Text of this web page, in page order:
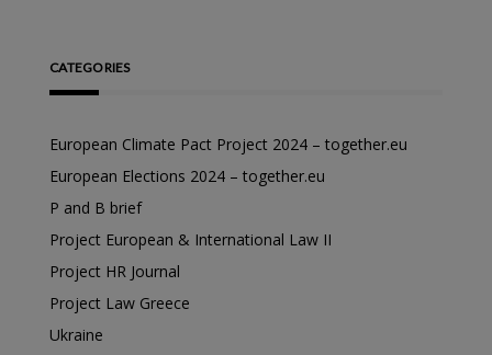
CATEGORIES
European Climate Pact Project 2024 – together.eu
European Elections 2024 – together.eu
P and B brief
Project European & International Law II
Project HR Journal
Project Law Greece
Ukraine